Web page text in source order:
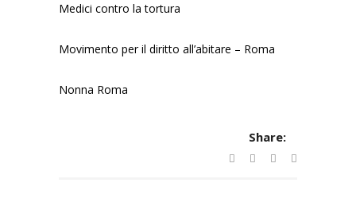
Medici contro la tortura
Movimento per il diritto all’abitare – Roma
Nonna Roma
Share: